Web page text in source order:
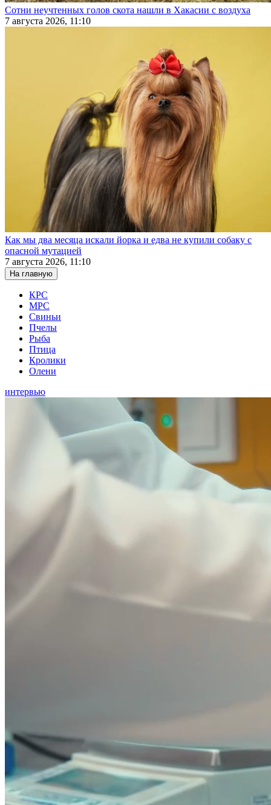
Сотни неучтенных голов скота нашли в Хакасии с воздуха
7 августа 2026, 11:10
Как мы два месяца искали йорка и едва не купили собаку с
опасной мутацией
7 августа 2026, 11:10
На главную
КРС
МРС
Свиньи
Пчелы
Рыба
Птица
Кролики
Олени
интервью